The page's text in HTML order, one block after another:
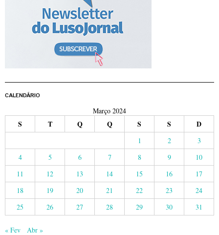
CALENDÁRIO
Março 2024
S T Q Q S S D
1 2
3
4
5 6 7 8 9
10
11
12 13 14 15 16
17
18
19 20 21 22 23
24
25
26 27 28 29 30 31
« Fev Abr »